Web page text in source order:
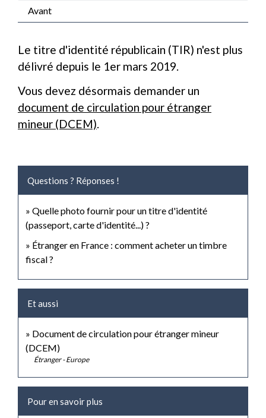
Avant
Le titre d'identité républicain (TIR) n'est plus
délivré depuis le 1er mars 2019.
Vous devez désormais demander un
document de circulation pour étranger
mineur (DCEM).
Questions ? Réponses !
Quelle photo fournir pour un titre d'identité
(passeport, carte d'identité...) ?
Étranger en France : comment acheter un timbre
fiscal ?
Et aussi
Document de circulation pour étranger mineur
(DCEM)
Étranger - Europe
Pour en savoir plus